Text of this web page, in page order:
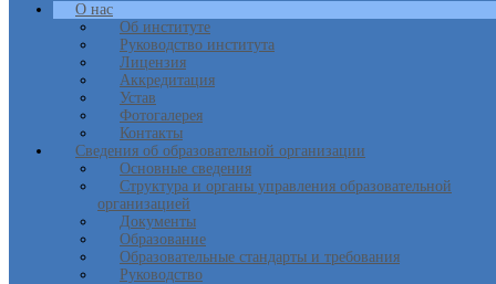
О нас
Об институте
Руководство института
Лицензия
Аккредитация
Устав
Фотогалерея
Контакты
Сведения об образовательной организации
Основные сведения
Структура и органы управления образовательной
организацией
Документы
Образование
Образовательные стандарты и требования
Руководство